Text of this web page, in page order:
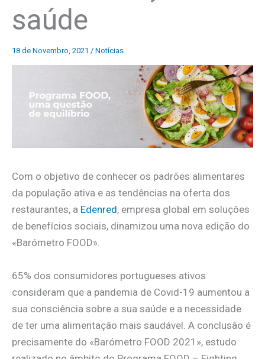
saúde
18 de Novembro, 2021 / Notícias
Com o objetivo de conhecer os padrões alimentares
da população ativa e as tendências na oferta dos
restaurantes, a Edenred, empresa global em soluções
de benefícios sociais, dinamizou uma nova edição do
«Barómetro FOOD».
65% dos consumidores portugueses ativos
consideram que a pandemia de Covid-19 aumentou a
sua consciência sobre a sua saúde e a necessidade
de ter uma alimentação mais saudável. A conclusão é
precisamente do «Barómetro FOOD 2021», estudo